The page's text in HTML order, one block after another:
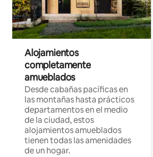
Alojamientos
completamente
amueblados
Desde cabañas pacíficas en
las montañas hasta prácticos
departamentos en el medio
de la ciudad, estos
alojamientos amueblados
tienen todas las amenidades
de un hogar.